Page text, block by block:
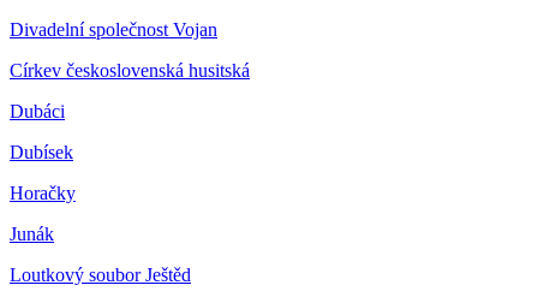
Divadelní společnost Vojan
Církev československá husitská
Dubáci
Dubísek
Horačky
Junák
Loutkový soubor Ještěd